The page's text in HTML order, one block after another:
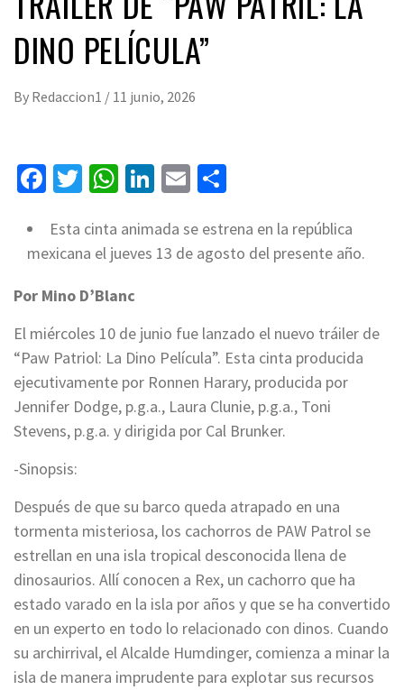
DINO PELÍCULA”
By Redaccion1 / 11 junio, 2026
Facebook
Twitter
WhatsApp
LinkedIn
Email
Esta cinta animada se estrena en la república
mexicana el jueves 13 de agosto del presente año.
Por Mino D’Blanc
El miércoles 10 de junio fue lanzado el nuevo tráiler de
“Paw Patriol: La Dino Película”. Esta cinta producida
ejecutivamente por Ronnen Harary, producida por
Jennifer Dodge, p.g.a., Laura Clunie, p.g.a., Toni
Stevens, p.g.a. y dirigida por Cal Brunker.
-Sinopsis:
Después de que su barco queda atrapado en una
tormenta misteriosa, los cachorros de PAW Patrol se
estrellan en una isla tropical desconocida llena de
dinosaurios. Allí conocen a Rex, un cachorro que ha
estado varado en la isla por años y que se ha convertido
en un experto en todo lo relacionado con dinos. Cuando
su archirrival, el Alcalde Humdinger, comienza a minar la
isla de manera imprudente para explotar sus recursos